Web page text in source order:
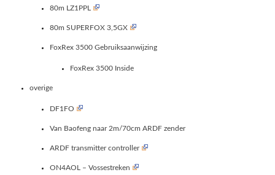
80m LZ1PPL
80m SUPERFOX 3,5GX
FoxRex 3500 Gebruiksaanwijzing
FoxRex 3500 Inside
overige
DF1FO
Van Baofeng naar 2m/70cm ARDF zender
ARDF transmitter controller
ON4AOL – Vossestreken